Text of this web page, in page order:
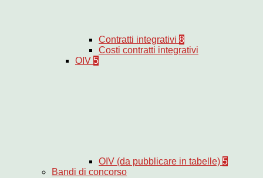
Contratti integrativi 8
Costi contratti integrativi
OIV 5
OIV (da pubblicare in tabelle) 5
Bandi di concorso